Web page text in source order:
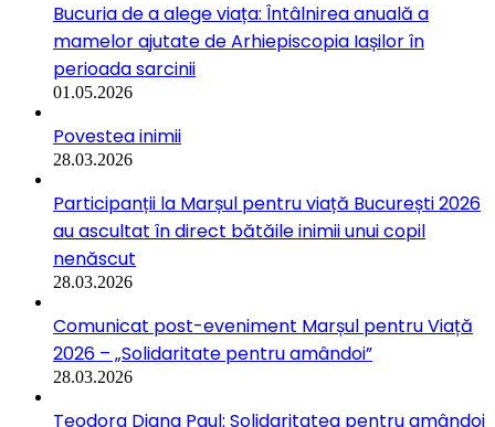
Bucuria de a alege viața: Întâlnirea anuală a
mamelor ajutate de Arhiepiscopia Iașilor în
perioada sarcinii
01.05.2026
Povestea inimii
28.03.2026
Participanții la Marșul pentru viață București 2026
au ascultat în direct bătăile inimii unui copil
nenăscut
28.03.2026
Comunicat post-eveniment Marșul pentru Viață
2026 – „Solidaritate pentru amândoi”
28.03.2026
Teodora Diana Paul: Solidaritatea pentru amândoi